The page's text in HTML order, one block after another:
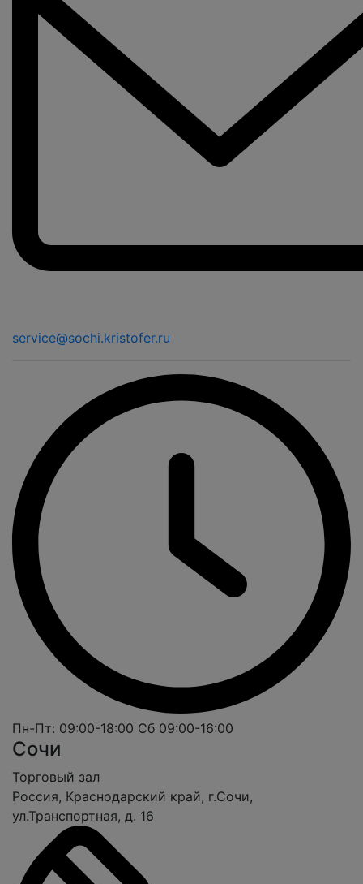
service@sochi.kristofer.ru
Пн-Пт: 09:00-18:00 Сб 09:00-16:00
Сочи
Торговый зал
Россия, Краснодарский край, г.Сочи,
ул.Транспортная, д. 16